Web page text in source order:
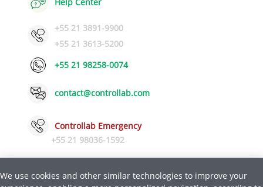
+55 21 3891-9900
+55 21 3613-5200
+55 21 98258-0074
contact@controllab.com
Controllab Emergency
+55 21 98036-1592
We use cookies and other similar technologies to improve your